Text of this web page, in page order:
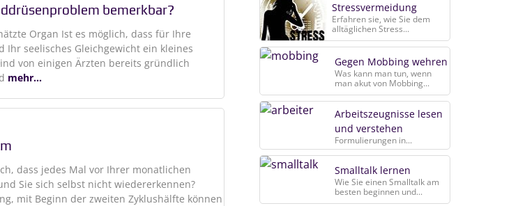
bemerkbar?
Organ Ist es möglich, dass für Ihre
Ihr seelisches Gleichgewicht ein kleines
von einigen Ärzten bereits gründlich
mehr...
dass jedes Mal vor Ihrer monatlichen
Sie sich selbst nicht wiedererkennen?
mit Beginn der zweiten Zyklushälfte können
Stressvermeidung
Erfahren sie, wie Sie dem
alltäglichen Stress...
Gegen Mobbing wehren
Was kann man tun, wenn
man akut von Mobbing...
Arbeitszeugnisse lesen
und verstehen
Formulierungen in...
Smalltalk lernen
Wie Sie einen Smalltalk am
besten beginnen und...